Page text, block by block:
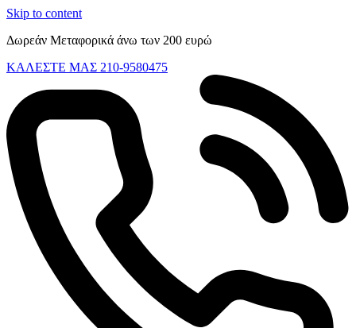
Skip to content
Δωρεάν Μεταφορικά άνω των 200 ευρώ
ΚΑΛΕΣΤΕ ΜΑΣ 210-9580475